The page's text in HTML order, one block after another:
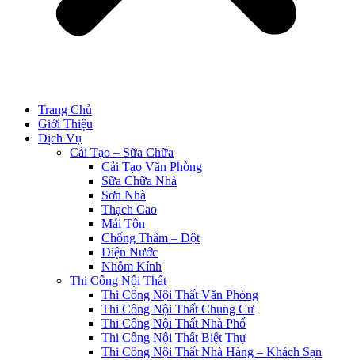
Trang Chủ
Giới Thiệu
Dịch Vụ
Cải Tạo – Sữa Chữa
Cải Tạo Văn Phòng
Sữa Chữa Nhà
Sơn Nhà
Thạch Cao
Mái Tôn
Chống Thấm – Dột
Điện Nước
Nhôm Kính
Thi Công Nội Thất
Thi Công Nội Thất Văn Phòng
Thi Công Nội Thất Chung Cư
Thi Công Nội Thất Nhà Phố
Thi Công Nội Thất Biệt Thự
Thi Công Nội Thất Nhà Hàng – Khách Sạn